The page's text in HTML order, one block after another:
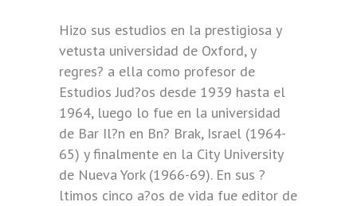
Hizo sus estudios en la prestigiosa y
vetusta universidad de Oxford, y
regres? a ella como profesor de
Estudios Jud?os desde 1939 hasta el
1964, luego lo fue en la universidad
de Bar Il?n en Bn? Brak, Israel (1964-
65) y finalmente en la City University
de Nueva York (1966-69). En sus ?
ltimos cinco a?os de vida fue editor de